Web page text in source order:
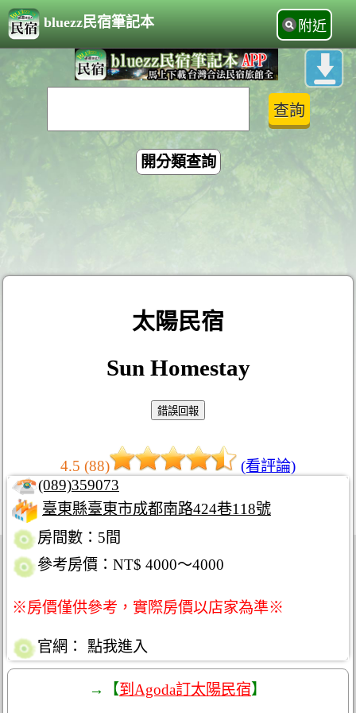
bluezz民宿筆記本 附近
開分類查詢
太陽民宿
Sun Homestay
4.5 (88)
(看評論)
(089)359073
臺東縣臺東市成都南路424巷118號
房間數：5間
參考房價：NT$ 4000～4000
※房價僅供參考，實際房價以店家為準※
官網： 點我進入
→【到Agoda訂太陽民宿】